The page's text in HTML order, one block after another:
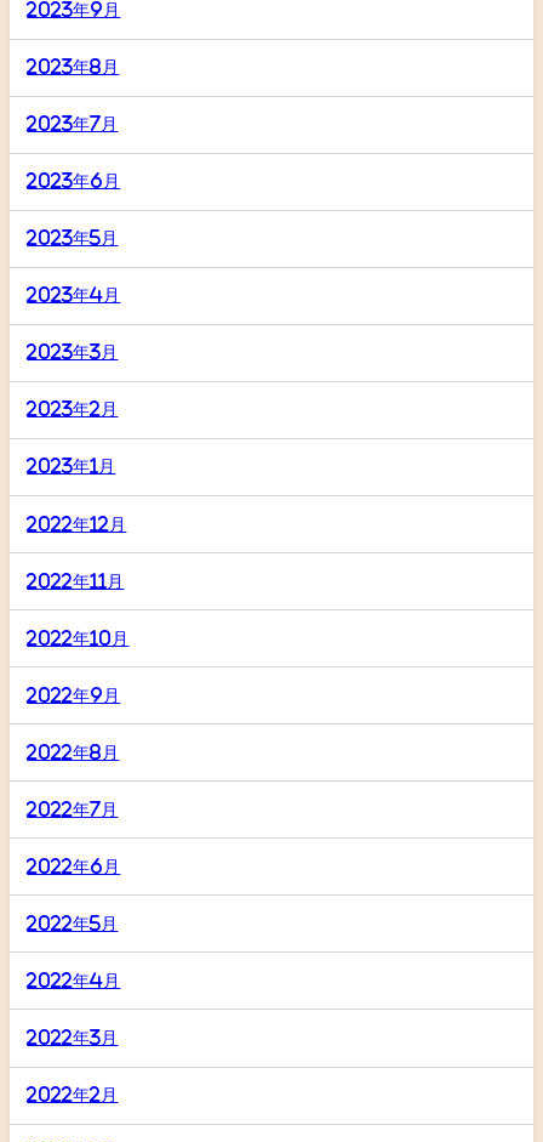
2023年9月
2023年8月
2023年7月
2023年6月
2023年5月
2023年4月
2023年3月
2023年2月
2023年1月
2022年12月
2022年11月
2022年10月
2022年9月
2022年8月
2022年7月
2022年6月
2022年5月
2022年4月
2022年3月
2022年2月